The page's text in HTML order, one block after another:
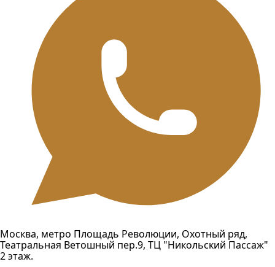
Москва, метро Площадь Революции, Охотный ряд,
Театральная Ветошный пер.9, ТЦ "Никольский Пассаж"
2 этаж.